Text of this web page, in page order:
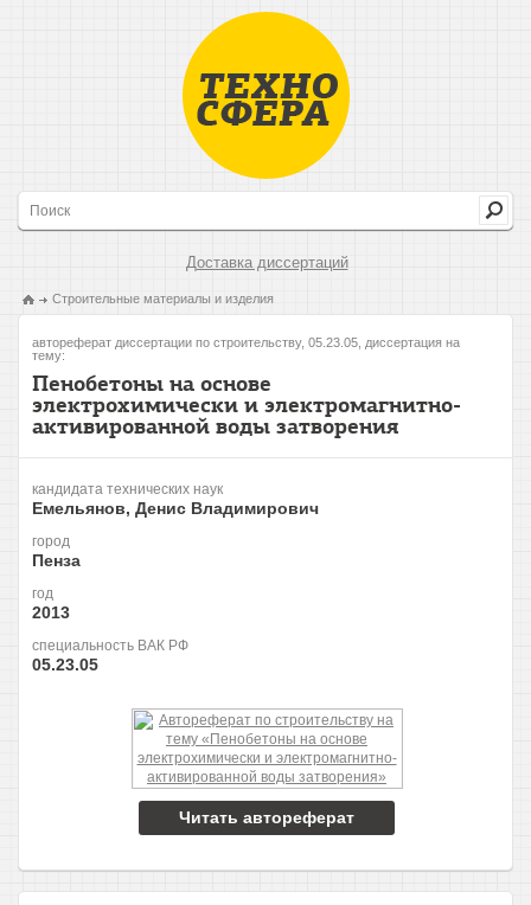
Доставка диссертаций
Строительные материалы и изделия
автореферат диссертации по строительству, 05.23.05, диссертация на
тему:
Пенобетоны на основе
электрохимически и электромагнитно-
активированной воды затворения
кандидата технических наук
Емельянов, Денис Владимирович
город
Пенза
год
2013
специальность ВАК РФ
05.23.05
Читать автореферат